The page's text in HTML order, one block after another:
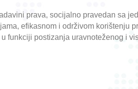
prava, socijalno pravedan sa
efikasnom i održivom korištenju
funkciji postizanja uravnoteženog i